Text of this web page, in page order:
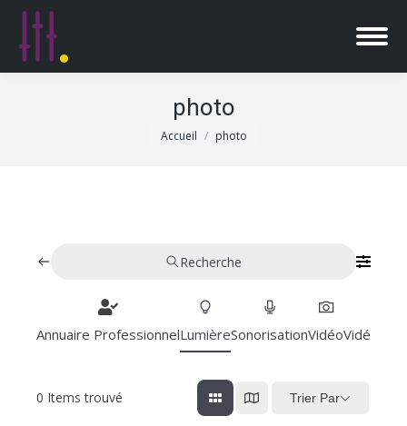
photo
Vous êtes ici :
Accueil photo
Recherche
Annuaire ProfessionnelLumièreSonorisationVidéo
0 Items trouvé Trier Par